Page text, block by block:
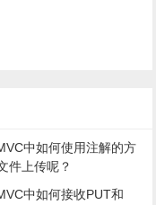
中如何使用注解的方
件上传呢？
中如何接收PUT和